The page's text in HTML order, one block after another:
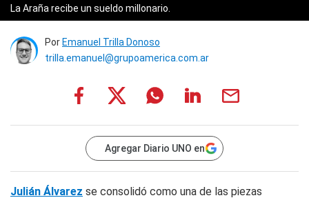
La Araña recibe un sueldo millonario.
Por Emanuel Trilla Donoso
trilla.emanuel@grupoamerica.com.ar
Agregar Diario UNO en
Julián Álvarez se consolidó como una de las piezas